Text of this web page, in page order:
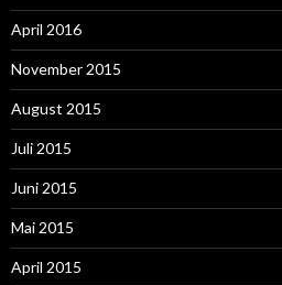
April 2016
November 2015
August 2015
Juli 2015
Juni 2015
Mai 2015
April 2015